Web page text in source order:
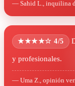
— Sahid L., inquilina
★★★★☆ 4/5
y profesionales.
— Uma Z., opinión